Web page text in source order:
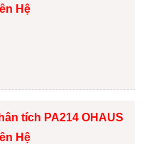
Hệ
tích PA214 OHAUS
Hệ